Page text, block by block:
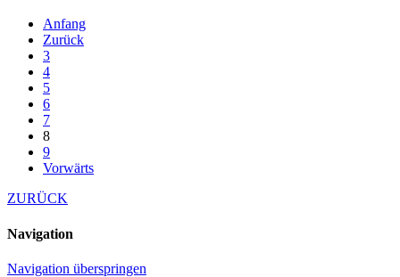
Anfang
Zurück
3
4
5
6
7
8
9
Vorwärts
ZURÜCK
Navigation
Navigation überspringen